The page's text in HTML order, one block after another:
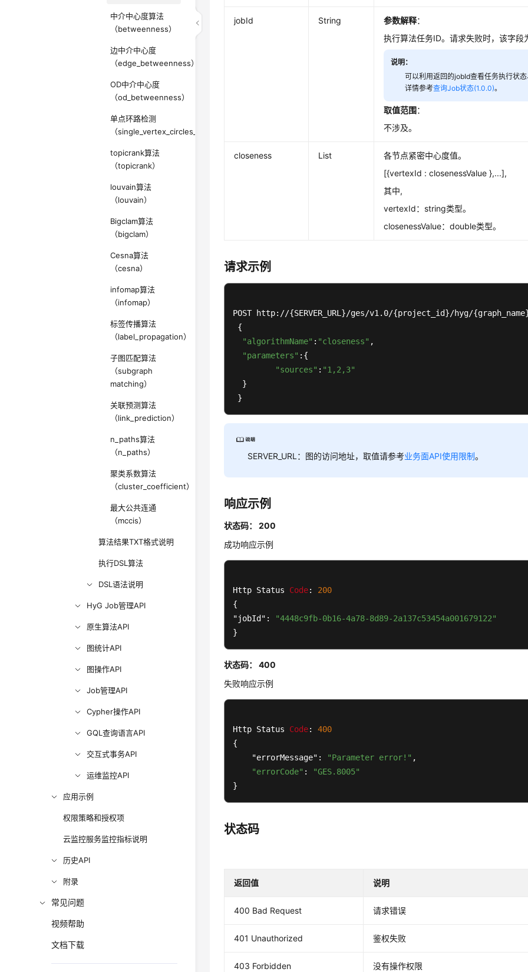
中介中心度算法
（betweenness）
边中介中心度
（edge_betweenness）
OD中介中心度
（od_betweenness）
单点环路检测
（single_vertex_circles_detection）
topicrank算法
（topicrank）
louvain算法
（louvain）
Bigclam算法
（bigclam）
Cesna算法
（cesna）
infomap算法
（infomap）
标签传播算法
（label_propagation）
子图匹配算法
（subgraph
matching）
关联预测算法
（link_prediction）
n_paths算法
（n_paths）
聚类系数算法
（cluster_coefficient）
最大公共连通
（mccis）
算法结果TXT格式说明
执行DSL算法
DSL语法说明
HyG Job管理API
原生算法API
图统计API
图操作API
Job管理API
Cypher操作API
GQL查询语言API
交互式事务API
运维监控API
应用示例
权限策略和授权项
云监控服务监控指标说明
历史API
附录
常见问题
视频帮助
文档下载
jobId String 参数解释：
执行算法任务ID。请求失败时，该字段
说明：
可以利用返回的jobId查看任务执行状态
详情参考查询Job状态(1.0.0)。
取值范围：
不涉及。
closeness List
各节点紧密中心度值。
[{vertexId : closenessValue },...],
其中,
vertexId：string类型。
closenessValue：double类型。
请求示例
POST http://{SERVER_URL}/ges/v1.0/{project_id}/hyg/
{
"algorithmName" : "closeness" ,
"parameters" :{
"sources" : "1,2,3"
  }
}
SERVER_URL：图的访问地址，取值请参考业务面API使用限制。
响应示例
状态码： 200
成功响应示例
Http Status Code: 200
{
"jobId":
"4448c9fb-0b16-4a78-8d89-2a137c53454a001679122"
}
状态码： 400
失败响应示例
Http Status Code: 400
{
    "errorMessage":
"Parameter error!" ,
"errorCode" :
"GES.8005"
}
状态码
返回值 说明
400 Bad Request 请求错误
401 Unauthorized 鉴权失败
403 Forbidden 没有操作权限